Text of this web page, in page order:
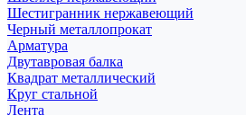
Шестигранник нержавеющий
Черный металлопрокат
Арматура
Двутавровая балка
Квадрат металлический
Круг стальной
Лента